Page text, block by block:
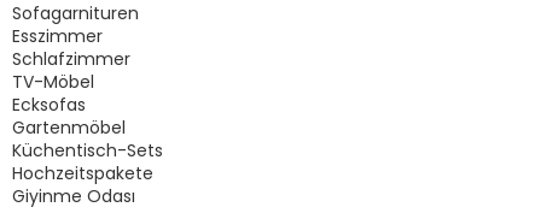
Sofagarnituren
Esszimmer
Schlafzimmer
TV-Möbel
Ecksofas
Gartenmöbel
Küchentisch-Sets
Hochzeitspakete
Giyinme Odası